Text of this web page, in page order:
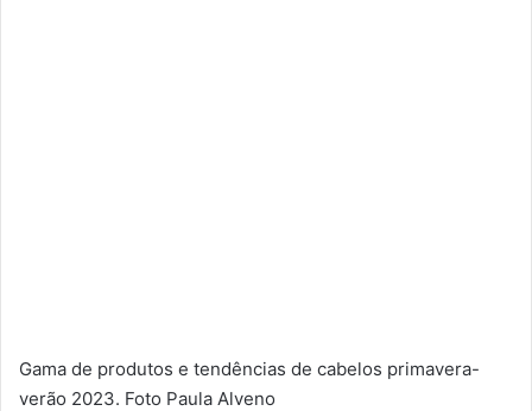
Gama de produtos e tendências de cabelos primavera-
verão 2023. Foto Paula Alveno